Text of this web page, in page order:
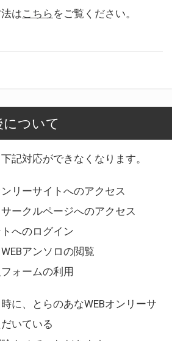
はこちら をご覧ください。
ついて
記対応ができなくなります。
ンリーサイトへのアクセス
ークルページへのアクセス
へのログイン
アンソロの閲覧
ォームの利用
に、とらのあなWEBオンリーサ
いている